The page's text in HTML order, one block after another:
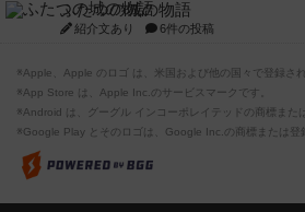
ふたつの城の物語
紹介文あり 6件の投稿
※Apple、Apple のロゴ は、米国および他の国々で登録さ
※App Store は、Apple Inc.のサービスマークです。
※Android は、グーグル インコーポレイテッドの商標また
※Google Play とそのロゴは、Google Inc.の商標または登